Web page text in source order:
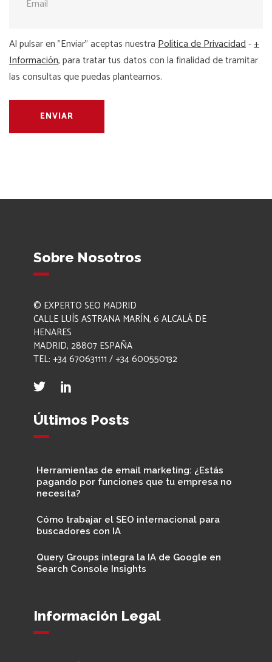
Al pulsar en "Enviar" aceptas nuestraPolítica de Privacidad-+
Información, para tratar tus datos con la finalidad de tramitar
las consultas que puedas plantearnos.
Sobre Nosotros
© EXPERTO SEO MADRID
CALLE LUÍS ASTRANA MARÍN, 6 ALCALÁ DE
HENARES
MADRID, 28807 ESPAÑA
TEL: +34 670631111 / +34 600550132
Últimos Posts
Herramientas de email marketing: ¿Estás
pagando por funciones que tu empresa no
necesita?
Cómo trabajar el SEO internacional para
buscadores con IA
Query Groups integra la IA de Google en
Search Console Insights
Información Legal